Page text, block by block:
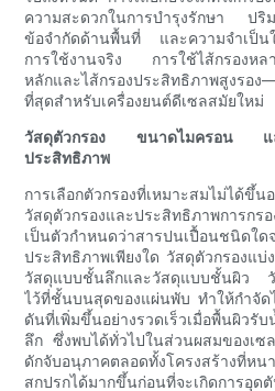
ความสะดวกในการบำรุงรักษา ปริ
ข้อจำกัดด้านพื้นที่ และความจำเป็
การใช้งานจริง การใช้ไส้กรองหล
หลักและไส้กรองประสิทธิภาพสูงรอง
ที่สุดสำหรับเครื่องยนต์ดีเซลสมัยใหม่
วัสดุตัวกรอง ขนาดไมครอน แล
ประสิทธิภาพ
การเลือกตัวกรองที่เหมาะสมไม่ได้ขึ้น
วัสดุตัวกรองและประสิทธิภาพการกร
เป็นตัวกำหนดว่าสารปนเปื้อนชนิดใด
ประสิทธิภาพเพียงใด วัสดุตัวกรองแบ่
วัสดุแบบชั้นลึกและวัสดุแบบชั้นผิว
ไว้ที่ชั้นบนสุดของแผ่นพับ ทำให้กำจัด
ดันที่เพิ่มขึ้นอย่างรวดเร็วเมื่อพื้นผิ
ลึก ซึ่งพบได้ทั่วไปในส่วนผสมของเซ
ดักจับอนุภาคตลอดทั้งโครงสร้างที่หน
สกปรกได้มากขึ้นก่อนที่จะเกิดการอุ